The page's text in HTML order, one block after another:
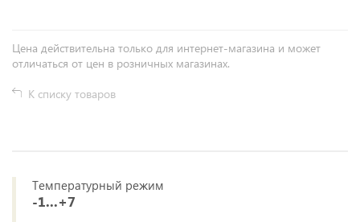
Цена действительна только для интернет-магазина и может
отличаться от цен в розничных магазинах.
К списку товаров
Температурный режим
-1...+7